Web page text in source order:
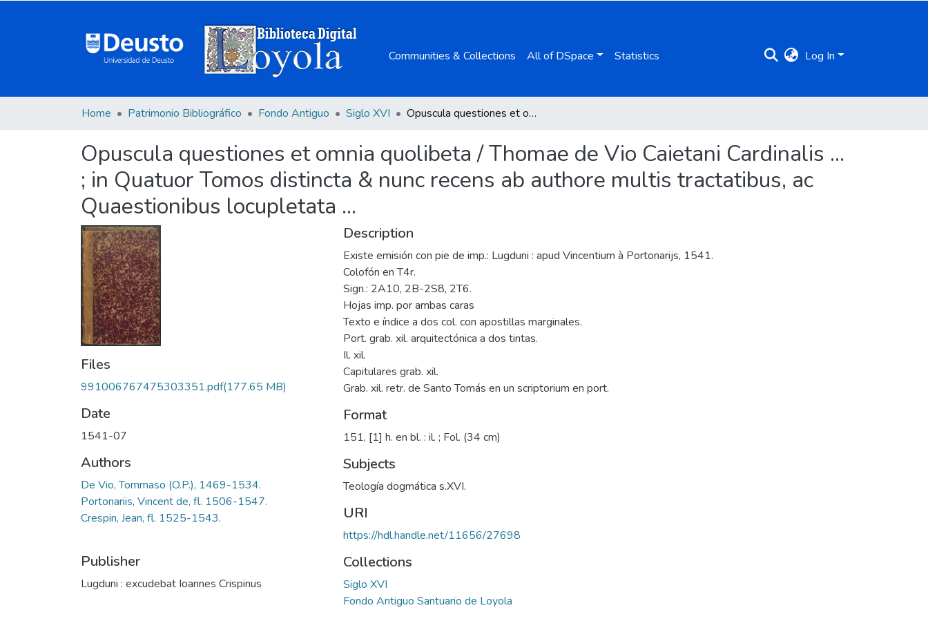
Communities & Collections All of DSpace Statistics Log In
Home Patrimonio Bibliográfico Fondo Antiguo Siglo XVI Opuscula questiones et omnia quolibeta / Thomae de Vio Caietani Cardinalis ... ; in Quatuor Tomos distincta & nunc recens ab authore multis tractatibus, ac Quaestionibus locupletata ...
Opuscula questiones et omnia quolibeta / Thomae de Vio Caietani Cardinalis ...
; in Quatuor Tomos distincta & nunc recens ab authore multis tractatibus, ac
Quaestionibus locupletata ...
Files
991006767475303351.pdf(177.65 MB)
Date
1541-07
Authors
De Vio, Tommaso (O.P.), 1469-1534.
Portonariis, Vincent de, fl. 1506-1547.
Crespin, Jean, fl. 1525-1543.
Publisher
Lugduni : excudebat Ioannes Crispinus
Description
Existe emisión con pie de imp.: Lugduni : apud Vincentium à Portonarijs, 1541.
Colofón en T4r.
Sign.: 2A10, 2B-2S8, 2T6.
Hojas imp. por ambas caras
Texto e índice a dos col. con apostillas marginales.
Port. grab. xil. arquitectónica a dos tintas.
Il. xil.
Capitulares grab. xil.
Grab. xil. retr. de Santo Tomás en un scriptorium en port.
Format
151, [1] h. en bl. : il. ; Fol. (34 cm)
Subjects
Teología dogmática s.XVI.
URI
https://hdl.handle.net/11656/27698
Collections
Siglo XVI
Fondo Antiguo Santuario de Loyola